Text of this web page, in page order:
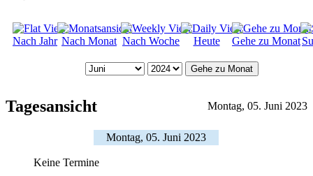
Nach Jahr Nach Monat Nach Woche Heute Gehe zu Monat
Gehe zu Monat
Tagesansicht Montag, 05. Juni 2023
Montag, 05. Juni 2023
Keine Termine